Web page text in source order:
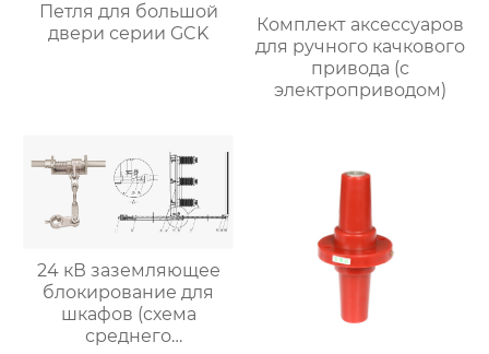
Петля для большой
двери серии GCK
Комплект аксессуаров
для ручного качкового
привода (с
электроприводом)
24 кВ заземляющее
блокирование для
шкафов (схема
среднего